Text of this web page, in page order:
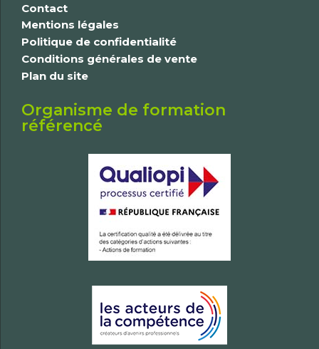
Contact
Mentions légales
Politique de confidentialité
Conditions générales de vente
Plan du site
Organisme de formation
référencé